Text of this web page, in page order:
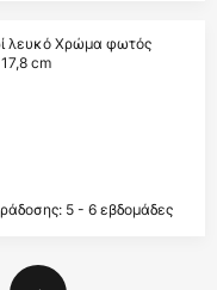
λευκό Χρώμα φωτός
cm
5 - 6 εβδομάδες